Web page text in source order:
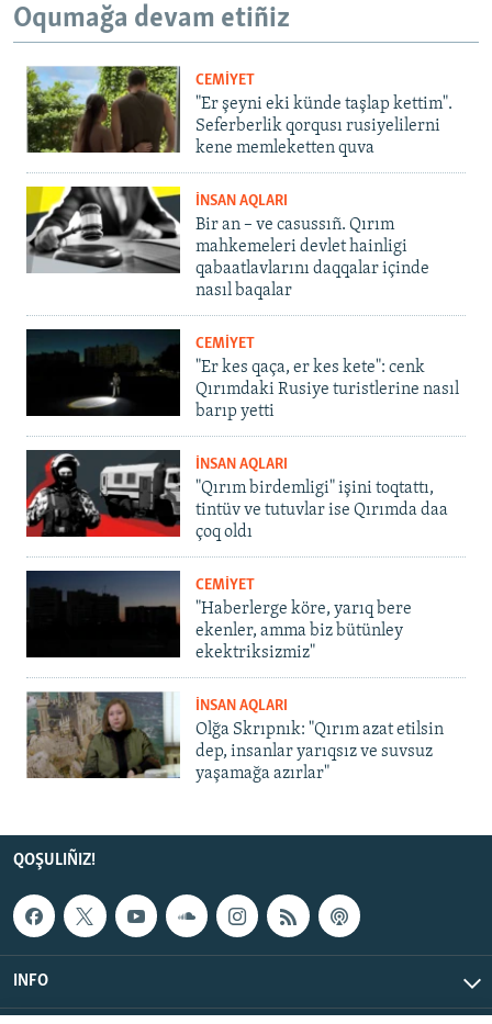
Oqumağa devam etiñiz
CEMİYET
"Er şeyni eki künde taşlap kettim".
Seferberlik qorqusı rusiyelilerni
kene memleketten quva
İNSAN AQLARI
Bir an – ve casussıñ. Qırım
mahkemeleri devlet hainligi
qabaatlavlarını daqqalar içinde
nasıl baqalar
CEMİYET
"Er kes qaça, er kes kete": cenk
Qırımdaki Rusiye turistlerine nasıl
barıp yetti
İNSAN AQLARI
"Qırım birdemligi" işini toqtattı,
tintüv ve tutuvlar ise Qırımda daa
çoq oldı
CEMİYET
"Haberlerge köre, yarıq bere
ekenler, amma biz bütünley
ekektriksizmiz"
İNSAN AQLARI
Olğa Skrıpnık: "Qırım azat etilsin
dep, insanlar yarıqsız ve suvsuz
yaşamağa azırlar"
QOŞULIÑIZ!
INFO